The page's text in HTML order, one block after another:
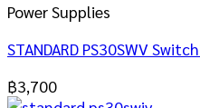
Power Supplies
STANDARD PS30SWV
฿3,700